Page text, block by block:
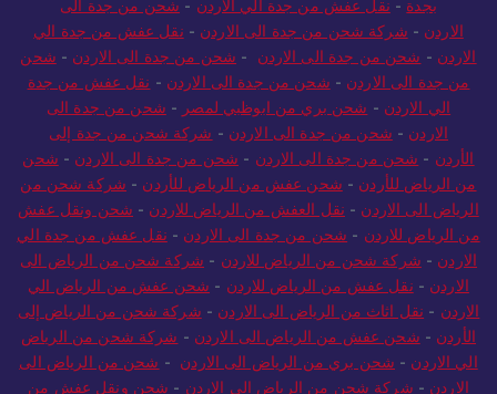
بجدة - نقل عفش من جدة الي الاردن - شحن من جدة الى
الاردن - شركة شحن من جدة الى الاردن - نقل عفش من جدة الي
الاردن - شحن من جدة الى الاردن - شحن من جدة الى الاردن - شحن
من جدة الى الاردن - شحن من جدة الى الاردن - نقل عفش من جدة
الي الاردن - شحن بري من ابوظبي لمصر - شحن من جدة الى
الاردن - شحن من جدة الى الاردن - شركة شحن من جدة إلى
الأردن - شحن من جدة الى الاردن - شحن من جدة الى الاردن - شحن
من الرياض للأردن - شحن عفش من الرياض للأردن - شركة شحن من
الرياض الى الاردن - نقل العفش من الرياض للاردن - شحن ونقل عفش
من الرياض للاردن - شحن من جدة الى الاردن - نقل عفش من جدة الي
الاردن - شركة شحن من الرياض للاردن - شركة شحن من الرياض الى
الاردن - نقل عفش من الرياض للاردن - شحن عفش من الرياض الي
الاردن - نقل اثاث من الرياض الى الاردن - شركة شحن من الرياض إلى
الأردن - شحن عفش من الرياض الى الاردن - شركة شحن من الرياض
الي الاردن - شحن بري من الرياض الى الاردن - شحن من الرياض الى
الاردن - شركة شحن من الرياض الي الاردن - شحن ونقل عفش من